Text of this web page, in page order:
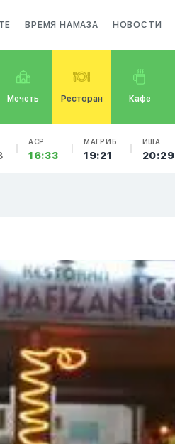
ВРЕМЯ НАМАЗА НОВОСТИ
Мечеть Ресторан Кафе
АСР
16:33
МАГРИБ
19:21
ИША
20:29